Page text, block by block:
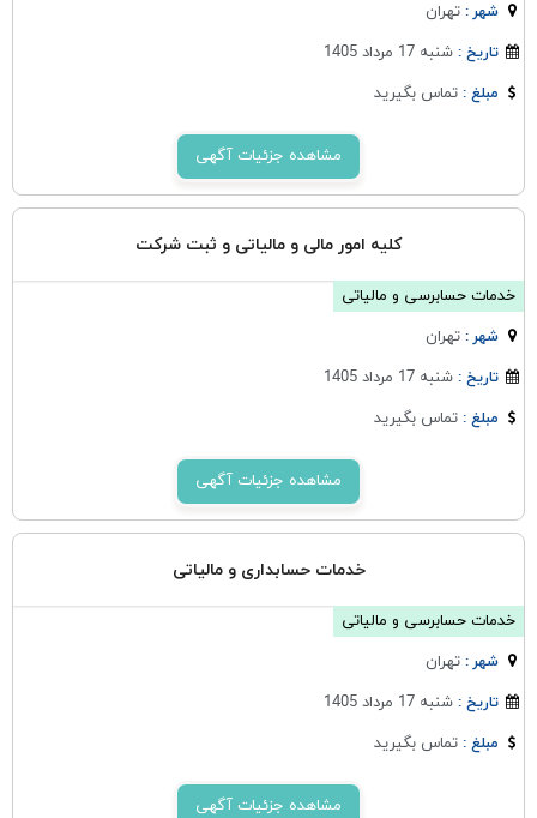
شهر :تهران
تاریخ :شنبه 17 مرداد 1405
مبلغ :تماس بگیرید
مشاهده جزئیات آگهی
کلیه امور مالی و مالیاتی و ثبت شرکت
خدمات حسابرسی و مالیاتی
شهر :تهران
تاریخ :شنبه 17 مرداد 1405
مبلغ :تماس بگیرید
مشاهده جزئیات آگهی
خدمات حسابداری و مالیاتی
خدمات حسابرسی و مالیاتی
شهر :تهران
تاریخ :شنبه 17 مرداد 1405
مبلغ :تماس بگیرید
مشاهده جزئیات آگهی